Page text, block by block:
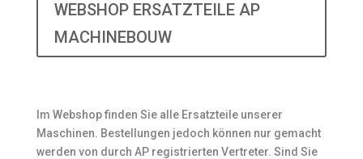
WEBSHOP ERSATZTEILE AP
MACHINEBOUW
Im Webshop finden Sie alle Ersatzteile unserer
Maschinen. Bestellungen jedoch können nur gemacht
werden von durch AP registrierten Vertreter. Sind Sie